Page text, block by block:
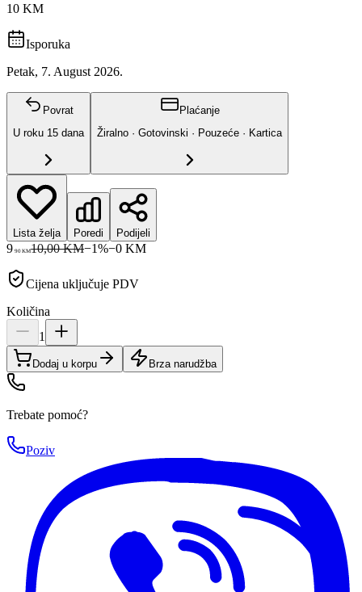
10 KM
Isporuka
Petak, 7. August 2026.
Povrat
U roku 15 dana
Plaćanje
Žiralno · Gotovinski · Pouzeće · Kartica
Lista želja Poredi Podijeli
9 90KM10,00 KM−1%−0 KM
Cijena uključuje PDV
Količina
1
Dodaj u korpu Brza narudžba
Trebate pomoć?
Poziv